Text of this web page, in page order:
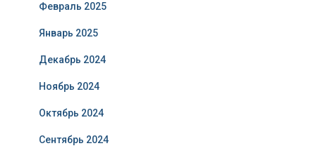
Февраль 2025
Январь 2025
Декабрь 2024
Ноябрь 2024
Октябрь 2024
Сентябрь 2024